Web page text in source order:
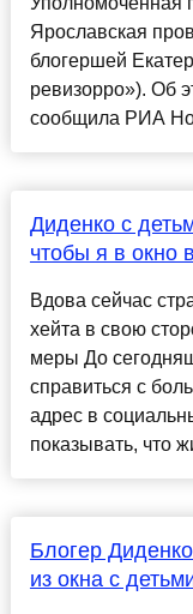
Ярославская
блогершей
ревизорро»). Об
сообщила РИА
Диденко с
чтобы я в окно
Вдова сейчас
хейта в свою
меры До
справиться с
адрес в
показывать, что
Блогер
из окна с